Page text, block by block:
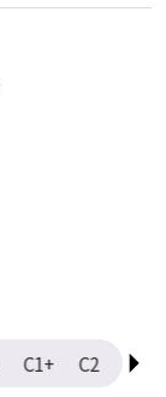
C1+ C2